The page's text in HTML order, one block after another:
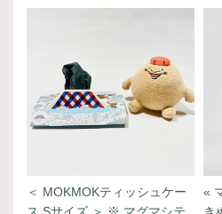
＜ MOKMOKティッシュケー
«